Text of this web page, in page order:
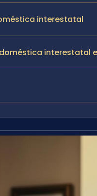
interestatal
interestatal